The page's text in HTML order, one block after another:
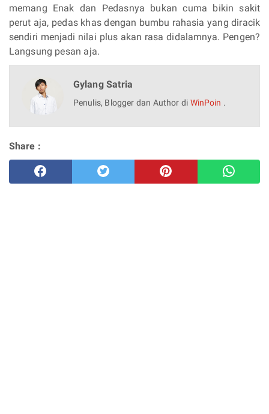
memang Enak dan Pedasnya bukan cuma bikin sakit
perut aja, pedas khas dengan bumbu rahasia yang diracik
sendiri menjadi nilai plus akan rasa didalamnya. Pengen?
Langsung pesan aja.
Gylang Satria
Penulis, Blogger dan Author di WinPoin .
Share :